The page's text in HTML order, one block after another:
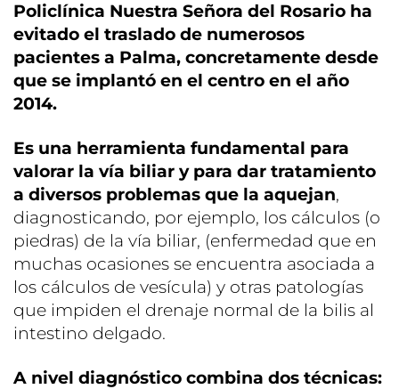
Policlínica Nuestra Señora del Rosario ha
evitado el traslado de numerosos
pacientes a Palma, concretamente desde
que se implantó en el centro en el año
2014.
Es una herramienta fundamental para
valorar la vía biliar y para dar tratamiento
a diversos problemas que la aquejan,
diagnosticando, por ejemplo, los cálculos (o
piedras) de la vía biliar, (enfermedad que en
muchas ocasiones se encuentra asociada a
los cálculos de vesícula) y otras patologías
que impiden el drenaje normal de la bilis al
intestino delgado.
A nivel diagnóstico combina dos técnicas: